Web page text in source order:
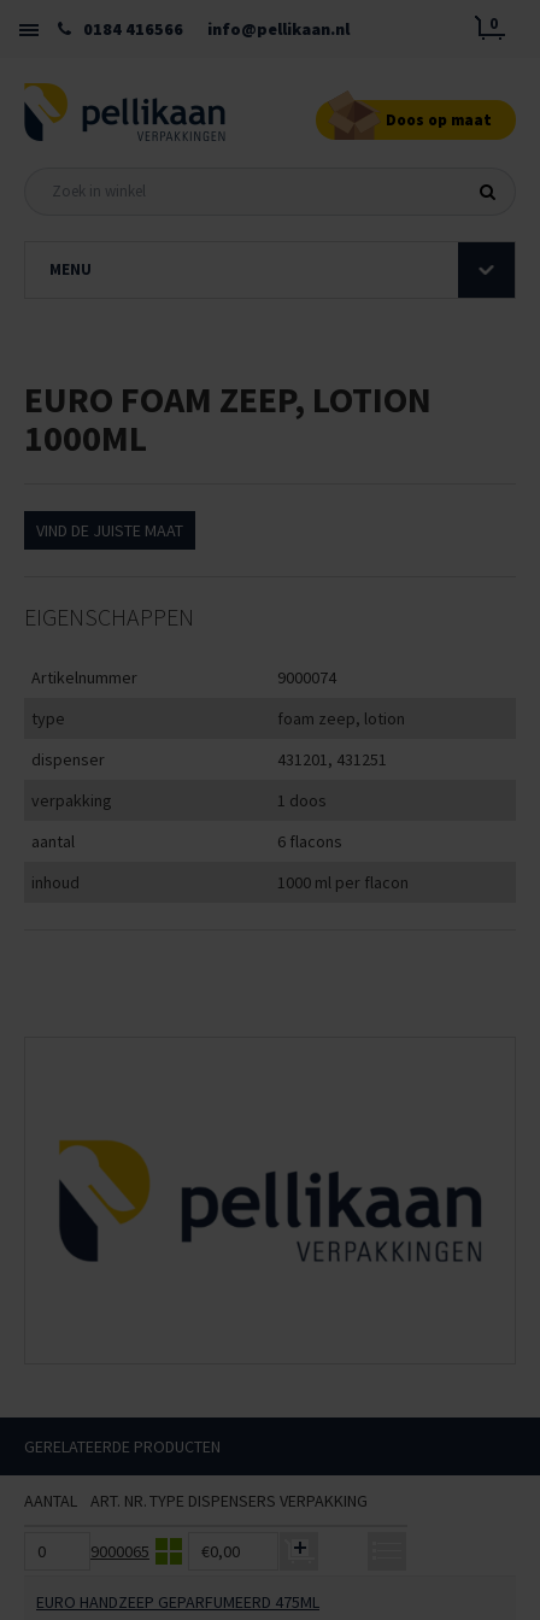
0184 416566 info@pellikaan.nl 0
Doos op maat
MENU
EURO FOAM ZEEP, LOTION
1000ML
VIND DE JUISTE MAAT
EIGENSCHAPPEN
Artikelnummer
9000074
type
foam zeep, lotion
dispenser
431201, 431251
verpakking
1 doos
aantal
6 flacons
inhoud
1000 ml per flacon
GERELATEERDE PRODUCTEN
AANTAL ART. NR.TYPE DISPENSERS VERPAKKING
9000065 €0,00
EURO HANDZEEP GEPARFUMEERD 475ML